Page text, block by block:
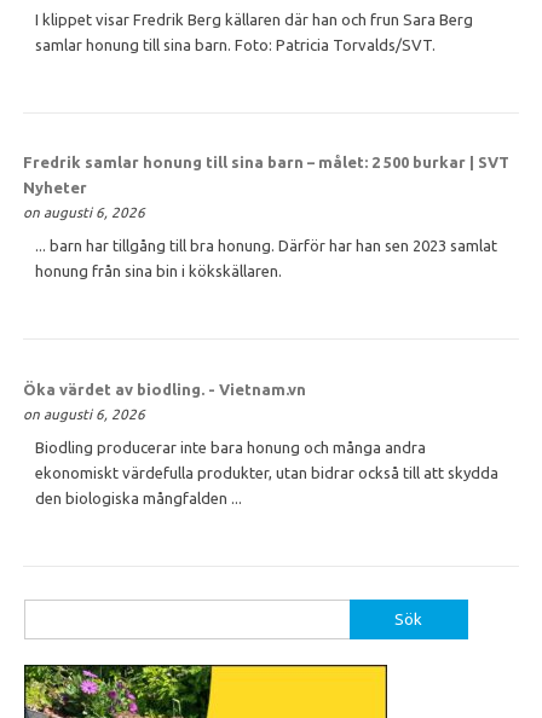
I klippet visar Fredrik Berg källaren där han och frun Sara Berg
samlar honung till sina barn. Foto: Patricia Torvalds/SVT.
Fredrik samlar honung till sina barn – målet: 2 500 burkar | SVT
Nyheter
on augusti 6, 2026
... barn har tillgång till bra honung. Därför har han sen 2023 samlat
honung från sina bin i kökskällaren.
Öka värdet av biodling. - Vietnam.vn
on augusti 6, 2026
Biodling producerar inte bara honung och många andra
ekonomiskt värdefulla produkter, utan bidrar också till att skydda
den biologiska mångfalden ...
efter: